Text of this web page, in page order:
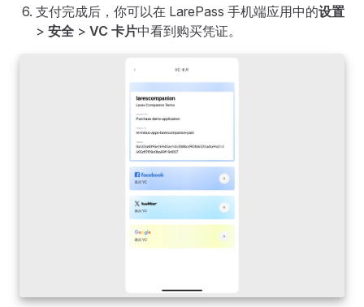
支付完成后，你可以在 LarePass 手机端应用中的设置
> 安全 > VC 卡片中看到购买凭证。